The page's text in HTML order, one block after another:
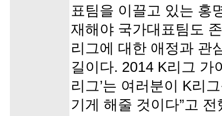
표팀을 이끌고 있는 홍
재해야 국가대표팀도
리그에 대한 애정과 관
길이다. 2014 K리그 가
리그’는 여러분이 K리
기게 해줄 것이다”고 전